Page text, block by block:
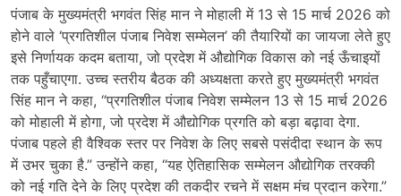
पंजाब के मुख्यमंत्री भगवंत सिंह मान ने मोहाली में 13 से 15 मार्च 2026 को
होने वाले ‘प्रगतिशील पंजाब निवेश सम्मेलन’ की तैयारियों का जायजा लेते हुए
इसे निर्णायक कदम बताया, जो प्रदेश में औद्योगिक विकास को नई ऊँचाइयों
तक पहुँचाएगा. उच्च स्तरीय बैठक की अध्यक्षता करते हुए मुख्यमंत्री भगवंत
सिंह मान ने कहा, “प्रगतिशील पंजाब निवेश सम्मेलन 13 से 15 मार्च 2026
को मोहाली में होगा, जो प्रदेश में औद्योगिक प्रगति को बड़ा बढ़ावा देगा.
पंजाब पहले ही वैश्विक स्तर पर निवेश के लिए सबसे पसंदीदा स्थान के रूप
में उभर चुका है.” उन्होंने कहा, “यह ऐतिहासिक सम्मेलन औद्योगिक तरक्की
को नई गति देने के लिए प्रदेश की तकदीर रचने में सक्षम मंच प्रदान करेगा.”